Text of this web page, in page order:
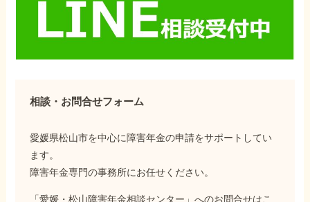
相談・お問合せフォーム
愛媛県松山市を中心に障害年金の申請をサポートしてい
ます。
障害年金専門の事務所にお任せください。
「愛媛・松山障害年金相談センター」へのお問合せはこ